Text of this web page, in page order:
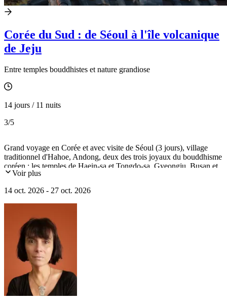
Corée du Sud : de Séoul à l'île volcanique
de Jeju
Entre temples bouddhistes et nature grandiose
14 jours / 11 nuits
3/5
Grand voyage en Corée et avec visite de Séoul (3 jours), village
traditionnel d'Hahoe, Andong, deux des trois joyaux du bouddhisme
coréen : les temples de Haein-sa et Tongdo-sa, Gyeongju, Busan et
l'île de Jeju.
Voir plus
14 oct. 2026 - 27 oct. 2026